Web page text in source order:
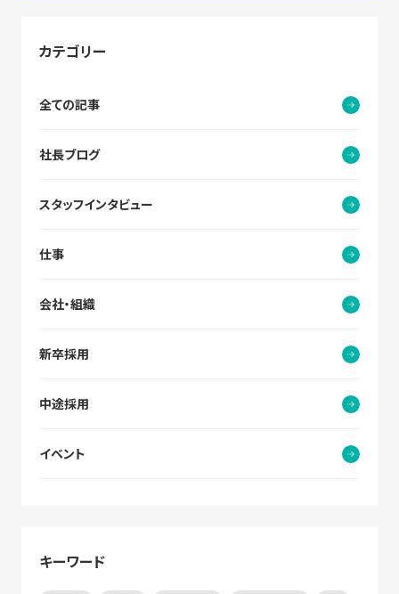
カテゴリー
全ての記事
社長ブログ
スタッフインタビュー
仕事
会社・組織
新卒採用
中途採用
イベント
キーワード